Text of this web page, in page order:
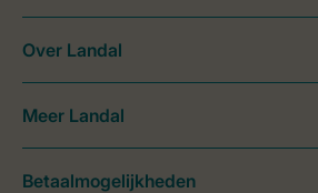
Over Landal
Meer Landal
Betaalmogelijkheden